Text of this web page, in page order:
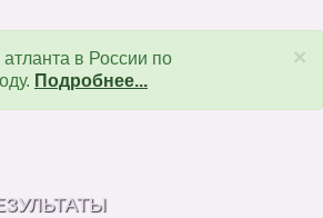
×
в России по
Подробнее...